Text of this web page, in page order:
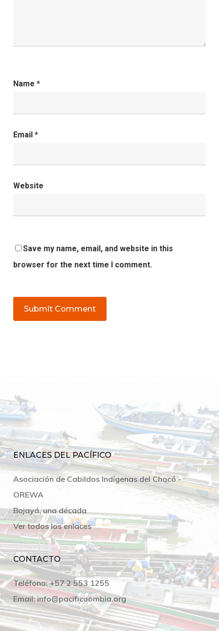
Name *
Email *
Website
Save my name, email, and website in this
browser for the next time I comment.
ENLACES DEL PACÍFICO
Asociación de Cabildos Indígenas del Chocó -
OREWA
Bojayá, una década
Ver todos los enlaces
CONTACTO
Teléfono:+57 2 553 1255
Email: info@pacificoombia.org